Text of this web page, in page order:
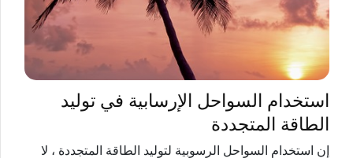
استخدام السواحل الإرسابية في توليد
الطاقة المتجددة
إن استخدام السواحل الرسوبية لتوليد الطاقة المتجددة ، لا